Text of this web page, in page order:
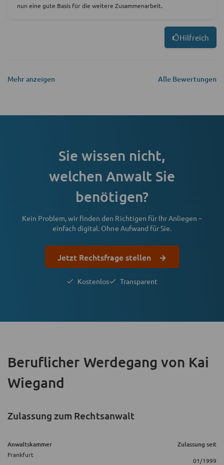
nun eine gute Basis für die weitere Zusammenarbeit.
Hilfreich
Mehr anzeigen Alle Bewertungen
Sie wissen nicht,
welchen Anwalt Sie
benötigen?
Kein Problem, wir finden den Richtigen für Ihr Anliegen –
einfach digital. Ohne Aufwand für Sie.
Jetzt Rechtsfrage stellen
Kostenlos Transparent
Beruflicher Werdegang von Kai
Wiegand
Zulassung zum Rechtsanwalt
Anwaltskammer Zulassung seit
Frankfurt
01/1999